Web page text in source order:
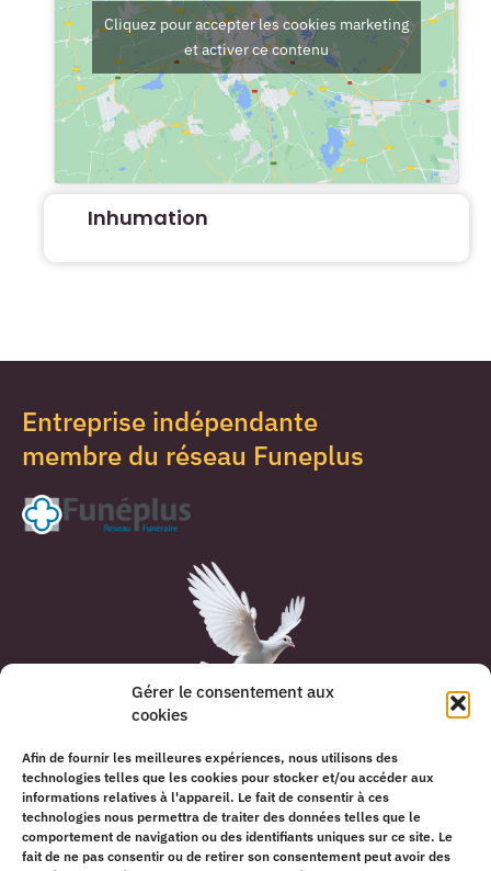
Gérer le consentement aux
cookies
Afin de fournir les meilleures expériences, nous utilisons des
technologies telles que les cookies pour stocker et/ou accéder aux
informations relatives à l'appareil. Le fait de consentir à ces
technologies nous permettra de traiter des données telles que le
comportement de navigation ou des identifiants uniques sur ce site. Le
fait de ne pas consentir ou de retirer son consentement peut avoir des
Cliquez pour accepter les cookies marketing
et activer ce contenu
Inhumation
Entreprise indépendante
membre du réseau Funeplus
Nous sommes joignables 24h/24 en cas de décès
au
03 81 84 14 78
Pompes Funèbres Cuche –Mentions légales